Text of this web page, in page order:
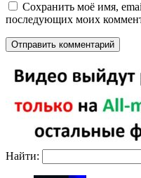
Сохранить моё имя,
последующих моих
Найти: